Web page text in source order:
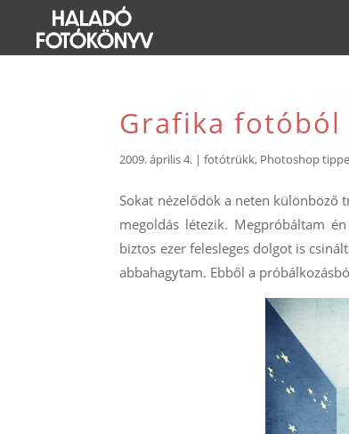
Grafika fotóból
2009. április 4. |fotótrükk, Photoshop
Sokat nézelődök a neten
megoldás létezik. Megpróbáltam
biztos ezer felesleges dolgot is
abbahagytam. Ebből a